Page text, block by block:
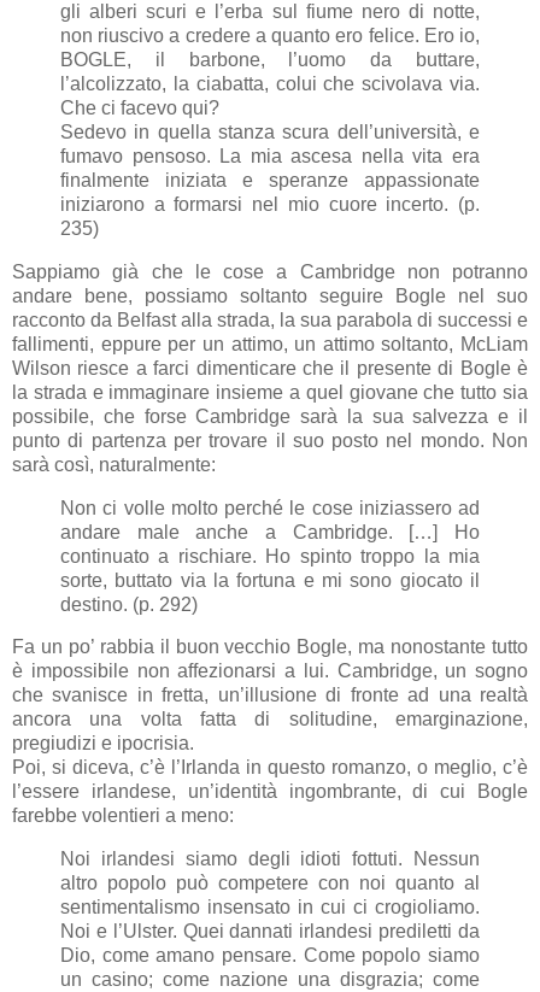
gli alberi scuri e l’erba sul fiume nero di notte,
non riuscivo a credere a quanto ero felice. Ero io,
BOGLE, il barbone, l’uomo da buttare,
l’alcolizzato, la ciabatta, colui che scivolava via.
Che ci facevo qui?
Sedevo in quella stanza scura dell’università, e
fumavo pensoso. La mia ascesa nella vita era
finalmente iniziata e speranze appassionate
iniziarono a formarsi nel mio cuore incerto. (p.
235)
Sappiamo già che le cose a Cambridge non potranno
andare bene, possiamo soltanto seguire Bogle nel suo
racconto da Belfast alla strada, la sua parabola di successi e
fallimenti, eppure per un attimo, un attimo soltanto, McLiam
Wilson riesce a farci dimenticare che il presente di Bogle è
la strada e immaginare insieme a quel giovane che tutto sia
possibile, che forse Cambridge sarà la sua salvezza e il
punto di partenza per trovare il suo posto nel mondo. Non
sarà così, naturalmente:
Non ci volle molto perché le cose iniziassero ad
andare male anche a Cambridge. […] Ho
continuato a rischiare. Ho spinto troppo la mia
sorte, buttato via la fortuna e mi sono giocato il
destino. (p. 292)
Fa un po’ rabbia il buon vecchio Bogle, ma nonostante tutto
è impossibile non affezionarsi a lui. Cambridge, un sogno
che svanisce in fretta, un’illusione di fronte ad una realtà
ancora una volta fatta di solitudine, emarginazione,
pregiudizi e ipocrisia.
Poi, si diceva, c’è l’Irlanda in questo romanzo, o meglio, c’è
l’essere irlandese, un’identità ingombrante, di cui Bogle
farebbe volentieri a meno:
Noi irlandesi siamo degli idioti fottuti. Nessun
altro popolo può competere con noi quanto al
sentimentalismo insensato in cui ci crogioliamo.
Noi e l’Ulster. Quei dannati irlandesi prediletti da
Dio, come amano pensare. Come popolo siamo
un casino; come nazione una disgrazia; come